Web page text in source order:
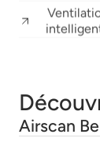
Airscan